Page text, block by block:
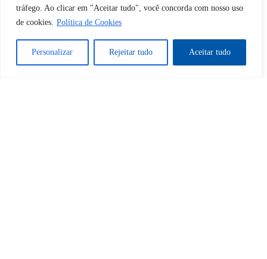
tráfego. Ao clicar em "Aceitar tudo", você concorda com nosso uso
de cookies. Política de Cookies
Personalizar Rejeitar tudo Aceitar tudo
Sim Não